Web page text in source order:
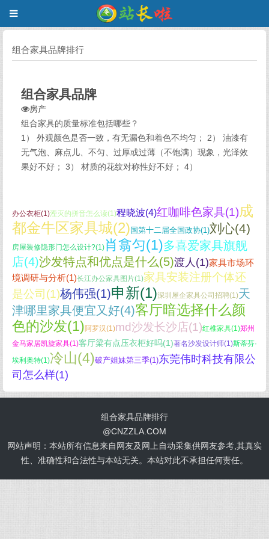
组合家具品牌排行
组合家具品牌
房产
组合家具的质量标准包括哪些？
1） 外观颜色是否一致，有无漏色和着色不均匀； 2） 油漆有
无气泡、麻点儿、不匀、过厚或过薄（不饱满）现象，光泽效
果好不好； 3） 材质的花纹对称性好不好； 4）
办公衣柜(1)湮灭的拼音怎么读(1)程晓波(4)红咖啡色家具(1)成
都金牛区家具城(2) 国第十二届全国政协(1)刘心(4)
房屋装修隐形门怎么设计?(1)肖翕匀(1)多喜爱家具旗舰
店(4)沙发特点和优点是什么(5)渡人(1)家具市场环
境调研与分析(1)长江办公家具图片(1)家具安装注册个体还
是公司(1)杨伟强(1)申新(1)深圳屋企家具公司招聘(1)天
津哪里家具便宜又好(4)客厅暗选择什么颜
色的沙发(1)阿罗汉(1)md沙发长沙店(1)红椎家具(1)郑州
金马家居凯旋家具(1)客厅梁有点压衣柜好吗(1)著名沙发设计师(1)斯蒂芬·
埃利奥特(1)冷山(4)破产姐妹第三季(1)东莞伟时科技有限公
司怎么样(1)
组合家具品牌排行
@CNZZLA.COM
网站声明：本站所有信息来自网友及网上自动采集供网友参考,其真实
性、准确性和合法性与本站无关。本站对此不承担任何责任。